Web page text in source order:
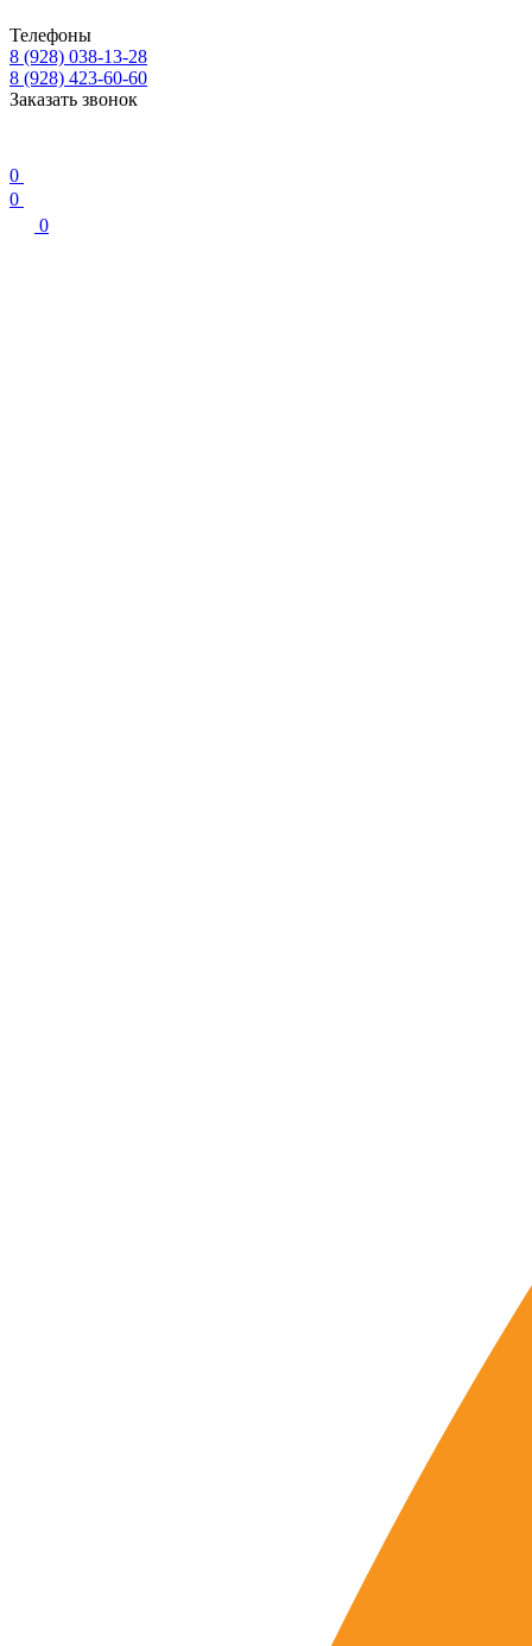
Телефоны
8 (928) 038-13-28
8 (928) 423-60-60
Заказать звонок
0
0
0